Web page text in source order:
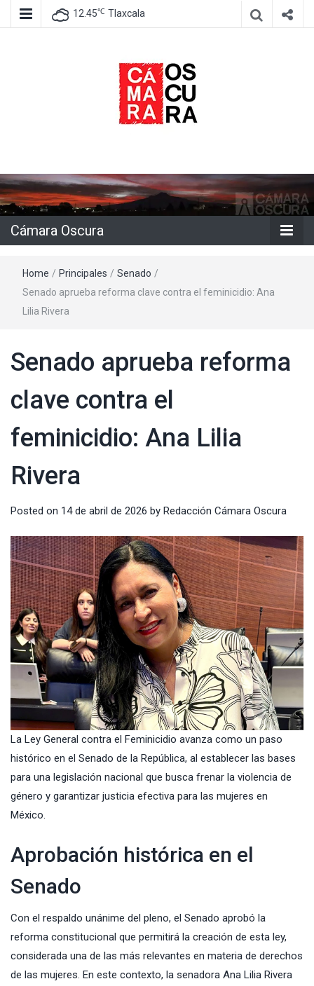
12.45℃ Tlaxcala
Cámara
Oscura
Cámara Oscura
Home / Principales / Senado /
Senado aprueba reforma clave contra el feminicidio: Ana
Lilia Rivera
Senado aprueba reforma
clave contra el
feminicidio: Ana Lilia
Rivera
Posted on 14 de abril de 2026 by Redacción Cámara Oscura
La Ley General contra el Feminicidio avanza como un paso
histórico en el Senado de la República, al establecer las bases
para una legislación nacional que busca frenar la violencia de
género y garantizar justicia efectiva para las mujeres en
México.
Aprobación histórica en el
Senado
Con el respaldo unánime del pleno, el Senado aprobó la
reforma constitucional que permitirá la creación de esta ley,
considerada una de las más relevantes en materia de derechos
de las mujeres. En este contexto, la senadora Ana Lilia Rivera